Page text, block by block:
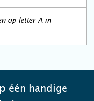
op letter A in
één handige